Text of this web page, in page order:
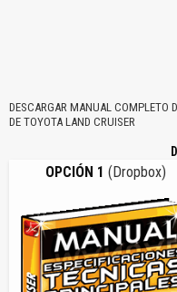
DESCARGAR MANUAL COMPLETO
DE TOYOTA LAND CRUISER
OPCIÓN 1 (Dropbox)